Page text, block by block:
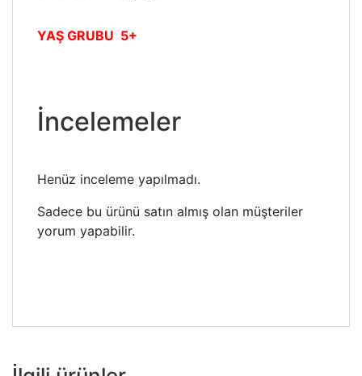
YAŞ GRUBU 5+
İncelemeler
Henüz inceleme yapılmadı.
Sadece bu ürünü satın almış olan müşteriler
yorum yapabilir.